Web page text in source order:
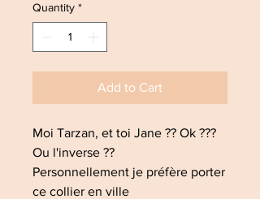
Quantity *
Add to Cart
Moi Tarzan, et toi Jane ?? Ok ???
Ou l'inverse ??
Personnellement je préfère porter
ce collier en ville